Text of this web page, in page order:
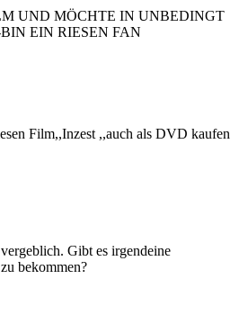
UND MÖCHTE IN UNBEDINGT
EIN RIESEN FAN
Film,,Inzest ,,auch als DVD kaufen
Gibt es irgendeine
bekommen?